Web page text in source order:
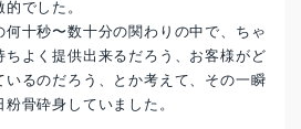
でした。
十秒〜数十分の関わりの中で、ちゃ
ちよく提供出来るだろう、お客様がど
いるのだろう、とか考えて、その一瞬
骨砕身していました。